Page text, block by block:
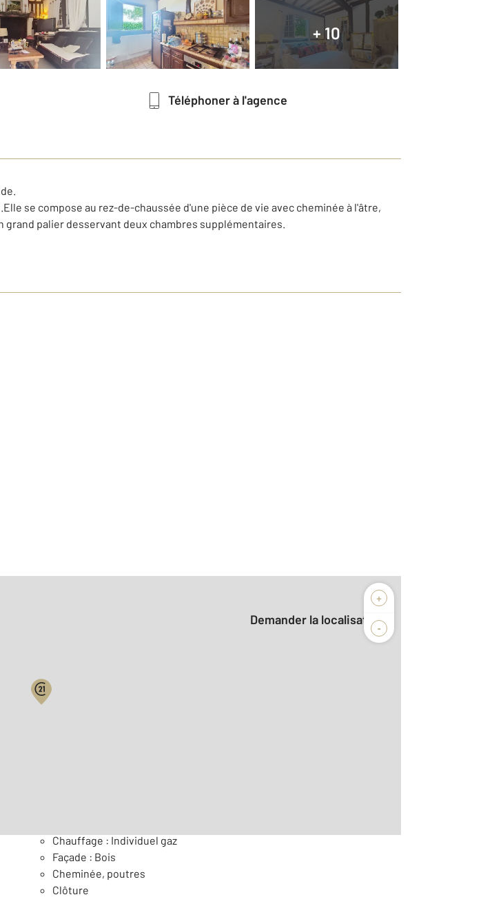
+ 10
Téléphoner à l'agence
se compose au rez-de-chaussée d'une pièce de vie avec cheminée à l'âtre,
grand palier desservant deux chambres supplémentaires.
+
-
Demander la localisation
Chauffage : Individuel gaz
Façade : Bois
Cheminée, poutres
Clôture